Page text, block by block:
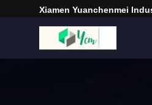
Xiamen Yuanchenmei